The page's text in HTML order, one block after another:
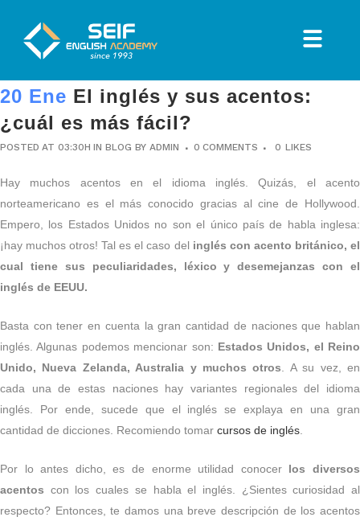
20 Ene El inglés y sus acentos:
¿cuál es más fácil?
POSTED AT 03:30H INBLOG BYADMIN 0 COMMENTS 0 LIKES
Hay muchos acentos en el idioma inglés. Quizás, el acento
norteamericano es el más conocido gracias al cine de Hollywood.
Empero, los Estados Unidos no son el único país de habla inglesa:
¡hay muchos otros! Tal es el caso del inglés con acento británico, el
cual tiene sus peculiaridades, léxico y desemejanzas con el
inglés de EEUU.
Basta con tener en cuenta la gran cantidad de naciones que hablan
inglés. Algunas podemos mencionar son: Estados Unidos, el Reino
Unido, Nueva Zelanda, Australia y muchos otros . A su vez, en
cada una de estas naciones hay variantes regionales del idioma
inglés. Por ende, sucede que el inglés se explaya en una gran
cantidad de dicciones. Recomiendo tomar cursos de inglés
Por lo antes dicho, es de enorme utilidad conocer los diversos
acentos con los cuales se habla el inglés. ¿Sientes curiosidad al
respecto? Entonces, te damos una breve descripción de los acentos